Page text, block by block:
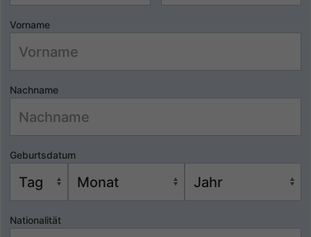
Vorname
Nachname
Geburtsdatum
Nationalität